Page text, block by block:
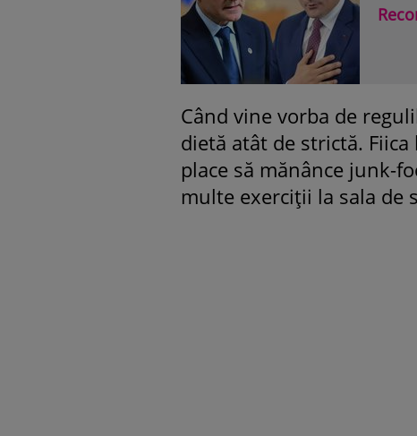
Când vine vorba de
dietă atât de strictă.
place să mănânce junk-
multe exerciții la sala de